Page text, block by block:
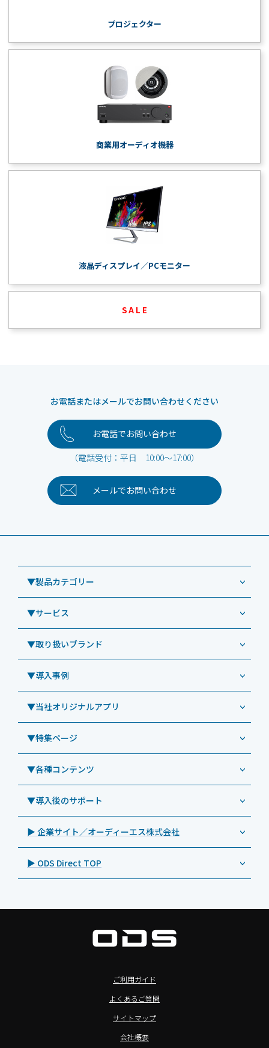
プロジェクター
商業用オーディオ機器
液晶ディスプレイ／PCモニター
S A L E
お電話またはメールでお問い合わせください
お電話でお問い合わせ
（電話受付：平日 10:00～17:00）
メールでお問い合わせ
▼製品カテゴリー
業務用タブレット
Windowsタブレット TW2A-NF9LTA
Windowsタブレット TW2A-N9LTA
Windowsタブレット TW2A-N9LT
Windowsタブレット TW2A-E9LT
Androidタブレット TA2C-NF8
Androidタブレット TA2C-NF8BL
Androidタブレット TA2C-CS8
Androidタブレット TA2C-CS8BL
Androidタブレット TA2C-DR94G
Androidタブレット TA2C-M8AC
Androidタブレット TA2C-M8
デジタルホワイトボード／電子黒板
▼サービス
コールセンター
CRMシステム「カイゼンコール」
リペアサービス
教育機関向けiPad修理パック
社内ヘルプデスク代行サービス
教育機関向けiPad管理運用パック
教育機関向けICT支援ソリューション
教育機関向けネットワーク機器導入保守
キッティング
自治体向けDXソリューションサービス
法人向けiPad修理＆デバイス買取サービス
▼取り扱いブランド
ODS（オーディーエス）
LG（エルジー）
ViewSonic（ビューソニック）
PHILIPS（フィリップス）
DynaScan（ダイナスキャン）
SAMSUNG（サムスン）
Goodview（グッドビュー）
Cloudpoint（クラウドポイント）
BenQ（ベンキュー）
Magconn（マグコン）
BIAMP ／ Apart Audio（バイアンプ）
SpeakerCraft（スピーカークラフト）
▼導入事例
導入事例（業務用タブレット、デジタルサイネージほか）
事例：業務用タブレット端末
事例：業務用サイネージ・プロジェクター
事例：業務用オーディオ・その他AV機器
事例：サービス
▼当社オリジナルアプリ
業務効率化アプリ「NFCオプティマイザー」
サポート支援アプリ「ログ送信アプリ」
MDMアプリ「Tablet Control」
▼特集ページ
業務用タブレット
>特長1：USB Type-Aポート
>特長2：microHDMIポート
>特長3：AC常時給電タイプ
>飲食向けタブレット
>ホテル向けタブレット
>NFCタブレット
>Windowsタブレット
オーディーエスが選ばれる理由
Windows IoT Enterprise LTSC
TA2C-DR9シリーズ_オリジナル機能
▼各種コンテンツ
特集記事
製品カタログ
プレスリリース
製品写真
▼導入後のサポート
オーディーエスPCカスタマーセンター
▶ 企業サイト／オーディーエス株式会社
▶ ODS Direct TOP
ご利用ガイド
よくあるご質問
サイトマップ
会社概要